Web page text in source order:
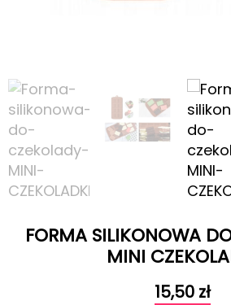
FORMA SILIKONOWA
MINI
15,50 zł